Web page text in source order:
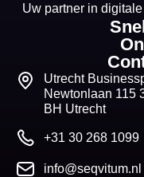
Uw partner in
Utrecht
Newtonlaan 115
BH Utrecht
+31 30 268 1099
info@seqvitum.nl